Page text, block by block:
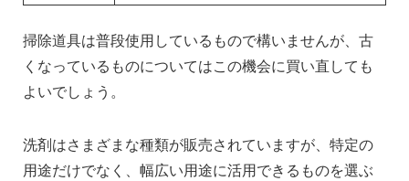
掃除道具は普段使用しているもので構いませんが、古
くなっているものについてはこの機会に買い直しても
よいでしょう。
洗剤はさまざまな種類が販売されていますが、特定の
用途だけでなく、幅広い用途に活用できるものを選ぶ